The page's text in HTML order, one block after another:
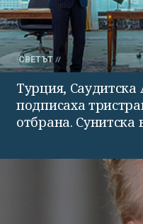
СВЕТЪТ
Турция,
подписаха
отбрана. Сунитска